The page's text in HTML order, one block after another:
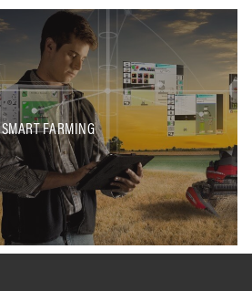
SMART FARMING